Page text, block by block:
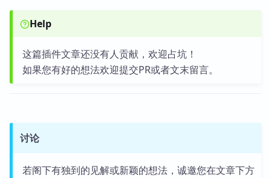
Help
这篇插件文章还没有人贡献，欢迎占坑！
如果您有好的想法欢迎提交PR或者文末留言。
讨论
若阁下有独到的见解或新颖的想法，诚邀您在文章下方